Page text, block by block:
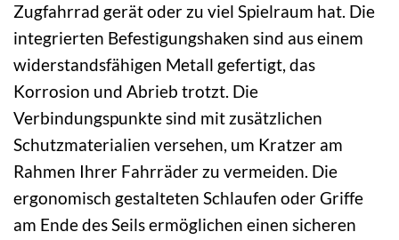
Zugfahrrad gerät oder zu viel Spielraum hat. Die
integrierten Befestigungshaken sind aus einem
widerstandsfähigen Metall gefertigt, das
Korrosion und Abrieb trotzt. Die
Verbindungspunkte sind mit zusätzlichen
Schutzmaterialien versehen, um Kratzer am
Rahmen Ihrer Fahrräder zu vermeiden. Die
ergonomisch gestalteten Schlaufen oder Griffe
am Ende des Seils ermöglichen einen sicheren